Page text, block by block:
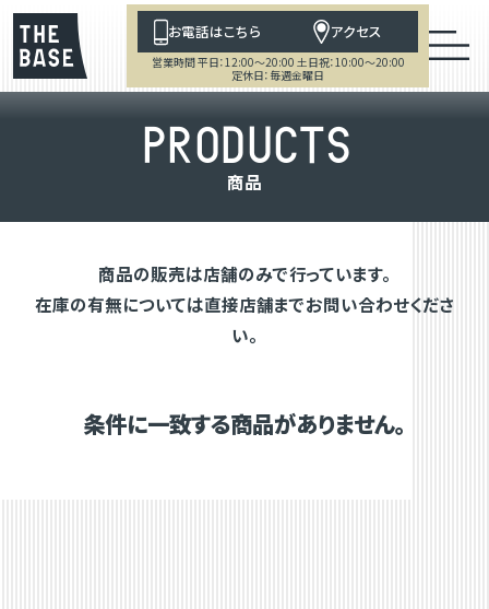
お電話はこちら アクセス
営業時間 平日：12:00～20:00 土日祝：10:00～20:00
定休日：毎週金曜日
PRODUCTS
商品
商品の販売は店舗のみで行っています。
在庫の有無については直接店舗までお問い合わせくださ
い。
条件に一致する商品がありません。